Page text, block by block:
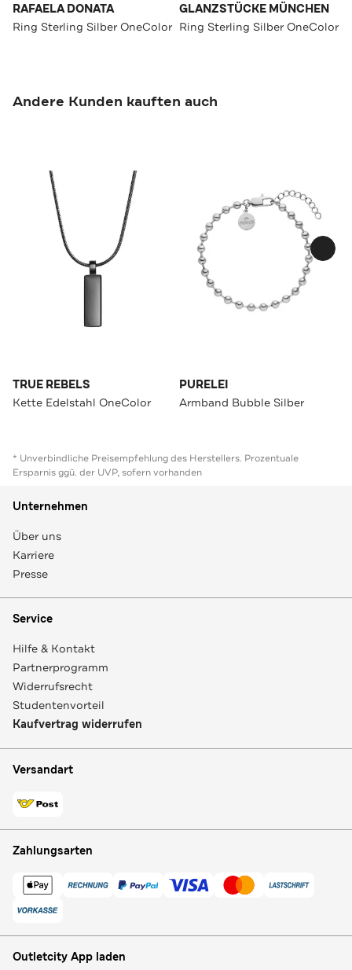
RAFAELA DONATA
Ring Sterling Silber OneColor
GLANZSTÜCKE MÜNCHEN
Ring Sterling Silber OneColor
Andere Kunden kauften auch
TRUE REBELS
Kette Edelstahl OneColor
PURELEI
Armband Bubble Silber
* Unverbindliche Preisempfehlung des Herstellers. Prozentuale
Ersparnis ggü. der UVP, sofern vorhanden
Unternehmen
Über uns
Karriere
Presse
Service
Hilfe & Kontakt
Partnerprogramm
Widerrufsrecht
Studentenvorteil
Kaufvertrag widerrufen
Versandart
Zahlungsarten
Outletcity App laden